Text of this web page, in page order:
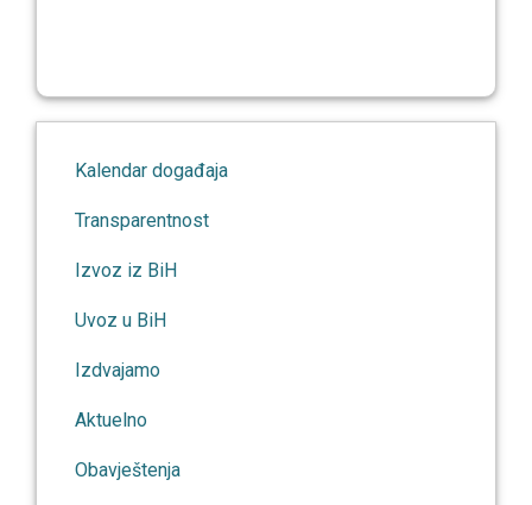
Kalendar događaja
Transparentnost
Izvoz iz BiH
Uvoz u BiH
Izdvajamo
Aktuelno
Obavještenja